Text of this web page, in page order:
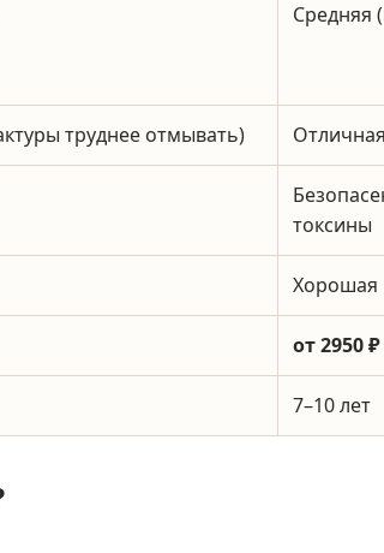
Средняя
труднее отмывать)
токсины
Хорошая
от 2950 ₽
7–10 лет